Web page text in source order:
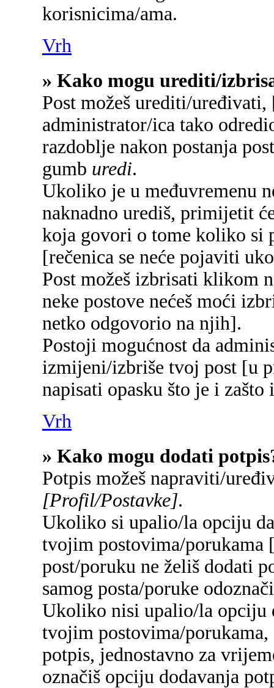
korisnicima/ama.
Vrh
» Kako mogu urediti/
Post možeš urediti/
administrator/ica tako
razdoblje nakon postanja
gumb uredi.
Ukoliko je u međuvremenu
naknadno urediš, primijetit
koja govori o tome koliko si
[rečenica se neće pojaviti
Post možeš izbrisati klikom
neke postove nećeš moći
netko odgovorio na njih].
Postoji mogućnost da
izmijeni/izbriše tvoj post [u
napisati opasku što je i
Vrh
» Kako mogu dodati
Potpis možeš napraviti/
[Profil/Postavke].
Ukoliko si upalio/la opciju
tvojim postovima/porukama
post/poruku ne želiš dodati
samog posta/poruke
Ukoliko nisi upalio/la opciju
tvojim postovima/
potpis, jednostavno za
označiš opciju dodavanja